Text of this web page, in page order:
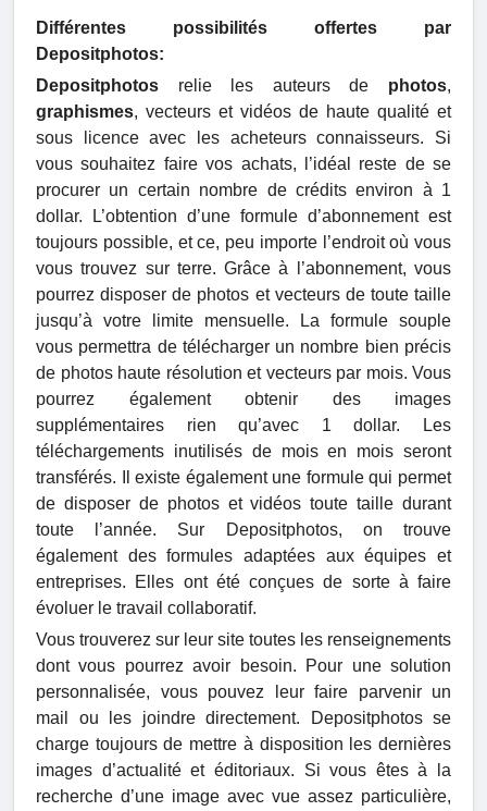
Différentes possibilités offertes par
Depositphotos:
Depositphotos relie les auteurs de photos,
graphismes, vecteurs et vidéos de haute qualité et
sous licence avec les acheteurs connaisseurs. Si
vous souhaitez faire vos achats, l’idéal reste de se
procurer un certain nombre de crédits environ à 1
dollar. L’obtention d’une formule d’abonnement est
toujours possible, et ce, peu importe l’endroit où vous
vous trouvez sur terre. Grâce à l’abonnement, vous
pourrez disposer de photos et vecteurs de toute taille
jusqu’à votre limite mensuelle. La formule souple
vous permettra de télécharger un nombre bien précis
de photos haute résolution et vecteurs par mois. Vous
pourrez également obtenir des images
supplémentaires rien qu’avec 1 dollar. Les
téléchargements inutilisés de mois en mois seront
transférés. Il existe également une formule qui permet
de disposer de photos et vidéos toute taille durant
toute l’année. Sur Depositphotos, on trouve
également des formules adaptées aux équipes et
entreprises. Elles ont été conçues de sorte à faire
évoluer le travail collaboratif.
Vous trouverez sur leur site toutes les renseignements
dont vous pourrez avoir besoin. Pour une solution
personnalisée, vous pouvez leur faire parvenir un
mail ou les joindre directement. Depositphotos se
charge toujours de mettre à disposition les dernières
images d’actualité et éditoriaux. Si vous êtes à la
recherche d’une image avec vue assez particulière,